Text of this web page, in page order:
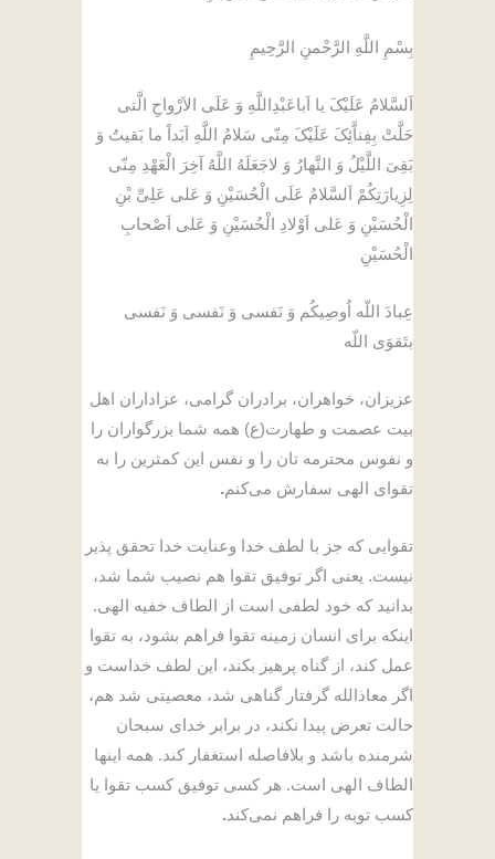
بِسْمِ اللَّهِ الرَّحْمنِ الرَّحِیمِ
اَلسَّلامُ عَلَیْکَ یا اَباعَبْدِاللَّهِ وَ عَلَى الاَرْواحِ الَّتى
حَلَّتْ بِفِناَّئِکَ عَلَیْکَ مِنّى سَلامُ اللَّهِ اَبَداً ما بَقیتُ وَ
بَقِىَ اللَّیْلُ وَ النَّهارُ وَ لاجَعَلَهُ اللَّهُ آخِرَ الْعَهْدِ مِنّى
لِزِیارَتِکُمْ اَلسَّلامُ عَلَى الْحُسَیْنِ وَ عَلى عَلِىِّ بْنِ
الْحُسَیْنِ وَ عَلى اَوْلادِ الْحُسَیْنِ وَ عَلى اَصْحابِ
الْحُسَیْنِ
عِبادَ اللّه اُوصِیکُم وَ نَفسی وَ نَفسی وَ نَفسی
بتَقوَى اللّه
عزیزان، خواهران، برادران گرامی، عزاداران اهل
بیت عصمت و طهارت(ع) همه شما بزرگواران را
و نفوس محترمه تان را و نفس این کمترین را به
تقوای الهی سفارش می‌کنم.
تقوایی که جز با لطف خدا وعنایت خدا تحقق پذیر
نیست. یعنی اگر توفیق تقوا هم نصیب شما شد،
بدانید که خود لطفی است از الطاف خفیه الهی.
اینکه برای انسان زمینه تقوا فراهم بشود، به تقوا
عمل کند، از گناه پرهیز بکند، این لطف خداست و
اگر معاذالله گرفتار گناهی شد، معصیتی شد هم،
حالت تعرض پیدا نکند، در برابر خدای سبحان
شرمنده باشد و بلافاصله استغفار کند. همه اینها
الطاف الهی است. هر کسی توفیق کسب تقوا یا
کسب توبه را فراهم نمی‌کند .